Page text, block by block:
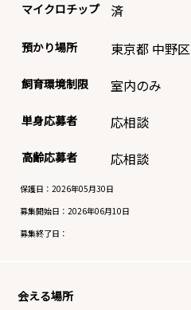
マイクロチップ 済
預かり場所 東京都 中野区
飼育環境制限 室内のみ
単身応募者 応相談
高齢応募者 応相談
保護日：2026年05月30日
募集開始日： 2026年06月10日
募集終了日：
会える場所